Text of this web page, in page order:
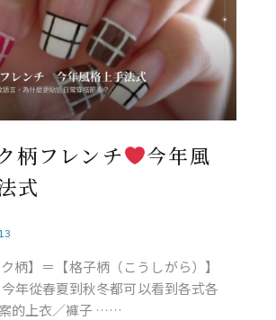
柄フレンチ
今年風
式
ク柄】＝【格子柄（こうしがら）】
年從春夏到秋冬都可以看到各式各
的上衣／褲子 ……